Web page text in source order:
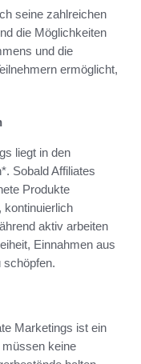
seine zahlreichen
die Möglichkeiten
und die
ermöglicht,
liegt in den
Sobald Affiliates
Produkte
kontinuierlich
aktiv arbeiten
Einnahmen aus
schöpfen.
Marketings ist ein
müssen keine